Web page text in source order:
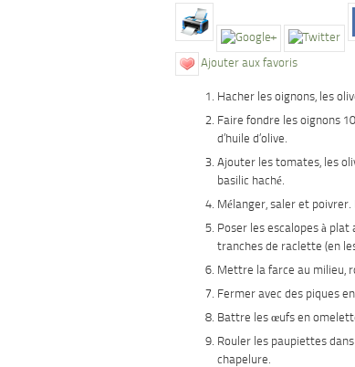
Ajouter aux favoris
Hacher les oignons, les
Faire fondre les oignons
d’huile d’olive.
Ajouter les tomates, les
basilic haché.
Mélanger, saler et
Poser les escalopes à plat
tranches de raclette (en
Mettre la farce au milieu,
Fermer avec des piques
Battre les œufs en
Rouler les paupiettes
chapelure.